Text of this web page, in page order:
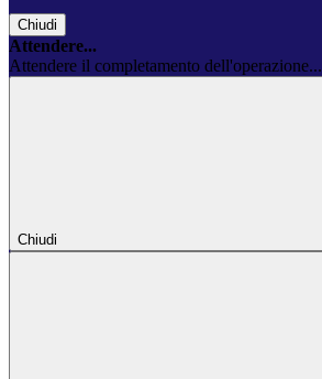
Chiudi
Attendere...
Attendere il completamento dell'operazione...
Chiudi